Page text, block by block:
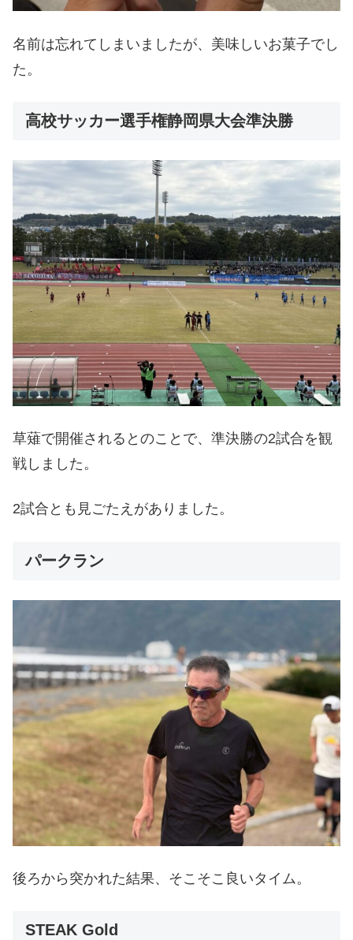
名前は忘れてしまいましたが、美味しいお菓子でし
た。
高校サッカー選手権静岡県大会準決勝
草薙で開催されるとのことで、準決勝の2試合を観
戦しました。
2試合とも見ごたえがありました。
パークラン
後ろから突かれた結果、そこそこ良いタイム。
STEAK Gold